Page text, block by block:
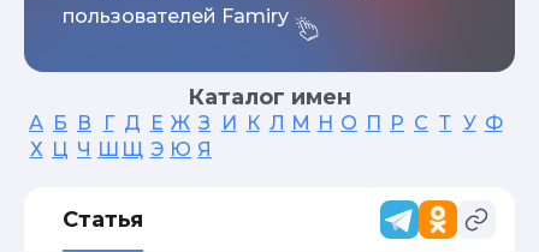
пользователей Famiry
Каталог имен
А Б В Г Д Е Ж З И К Л М Н О П Р С Т У Ф
Х Ц Ч Ш Щ Э Ю Я
Статья